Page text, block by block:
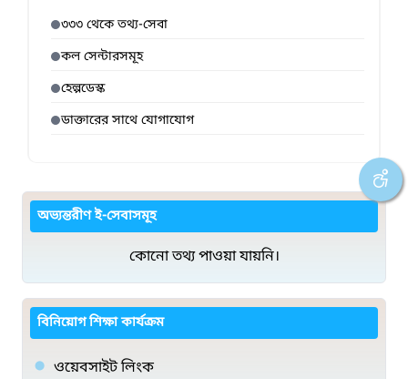
৩৩৩ থেকে তথ্য-সেবা
কল সেন্টারসমূহ
হেল্পডেস্ক
ডাক্তারের সাথে যোগাযোগ
অভ্যন্তরীণ ই-সেবাসমূহ
কোনো তথ্য পাওয়া যায়নি।
বিনিয়োগ শিক্ষা কার্যক্রম
ওয়েবসাইট লিংক